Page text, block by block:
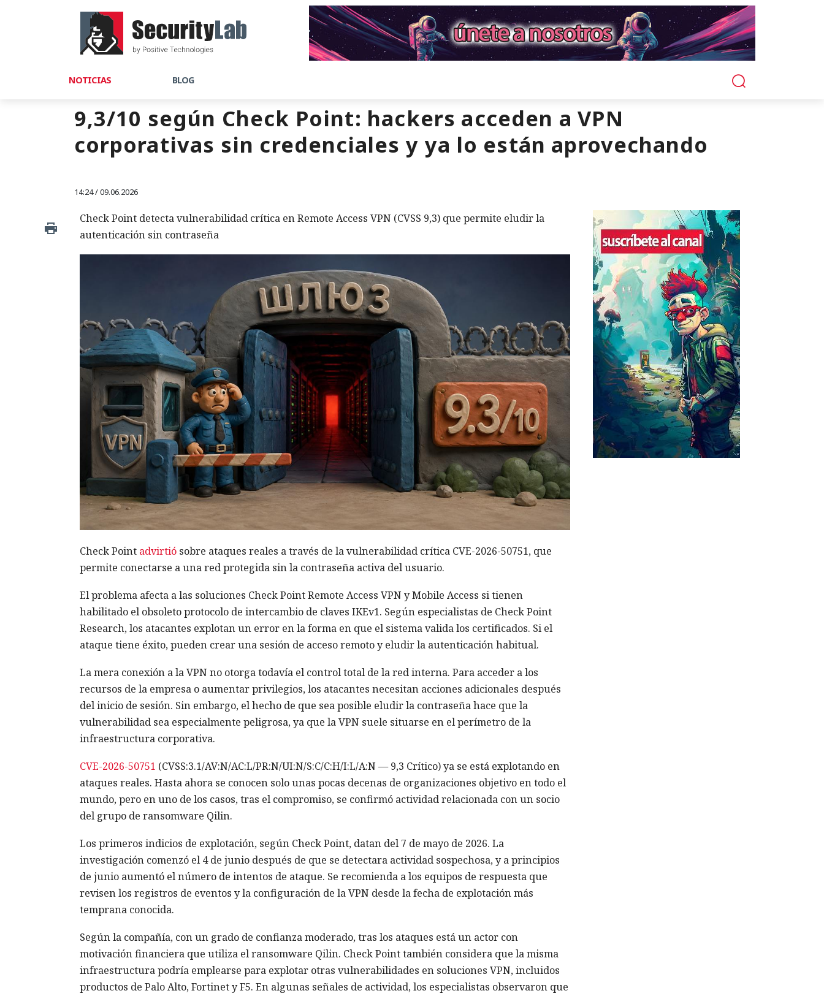
NOTICIAS BLOG
9,3/10 según Check Point: hackers acceden a VPN
corporativas sin credenciales y ya lo están aprovechando
14:24 / 09.06.2026
Check Point detecta vulnerabilidad crítica en Remote Access VPN (CVSS 9,3) que permite eludir la
autenticación sin contraseña
Check Point advirtiósobre ataques reales a través de la vulnerabilidad crítica CVE-2026-50751, que
permite conectarse a una red protegida sin la contraseña activa del usuario.
El problema afecta a las soluciones Check Point Remote Access VPN y Mobile Access si tienen
habilitado el obsoleto protocolo de intercambio de claves IKEv1. Según especialistas de Check Point
Research, los atacantes explotan un error en la forma en que el sistema valida los certificados. Si el
ataque tiene éxito, pueden crear una sesión de acceso remoto y eludir la autenticación habitual.
La mera conexión a la VPN no otorga todavía el control total de la red interna. Para acceder a los
recursos de la empresa o aumentar privilegios, los atacantes necesitan acciones adicionales después
del inicio de sesión. Sin embargo, el hecho de que sea posible eludir la contraseña hace que la
vulnerabilidad sea especialmente peligrosa, ya que la VPN suele situarse en el perímetro de la
infraestructura corporativa.
CVE-2026-50751 (CVSS:3.1/AV:N/AC:L/PR:N/UI:N/S:C/C:H/I:L/A:N — 9,3 Crítico) ya se está explotando en
ataques reales. Hasta ahora se conocen solo unas pocas decenas de organizaciones objetivo en todo el
mundo, pero en uno de los casos, tras el compromiso, se confirmó actividad relacionada con un socio
del grupo de ransomware Qilin.
Los primeros indicios de explotación, según Check Point, datan del 7 de mayo de 2026. La
investigación comenzó el 4 de junio después de que se detectara actividad sospechosa, y a principios
de junio aumentó el número de intentos de ataque. Se recomienda a los equipos de respuesta que
revisen los registros de eventos y la configuración de la VPN desde la fecha de explotación más
temprana conocida.
Según la compañía, con un grado de confianza moderado, tras los ataques está un actor con
motivación financiera que utiliza el ransomware Qilin. Check Point también considera que la misma
infraestructura podría emplearse para explotar otras vulnerabilidades en soluciones VPN, incluidos
productos de Palo Alto, Fortinet y F5. En algunas señales de actividad, los especialistas observaron que